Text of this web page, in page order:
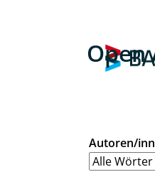
Open
Autoren/